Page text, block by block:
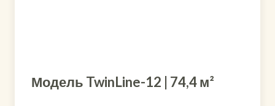
Модель TwinLine-12 | 74,4 м²